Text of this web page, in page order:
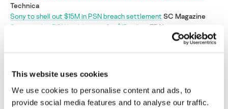
This website uses cookies
We use cookies to personalise content and ads, to
provide social media features and to analyse our traffic.
Technica
Sony to shell out $15M in PSN breach settlement SC Magazine
Sony settles PSN hack lawsuit for $15 million
ZDNet
productos a las víctimas del ataque a la
PlayStation Network
Su dirección de correo electrónico no será publicada. Los